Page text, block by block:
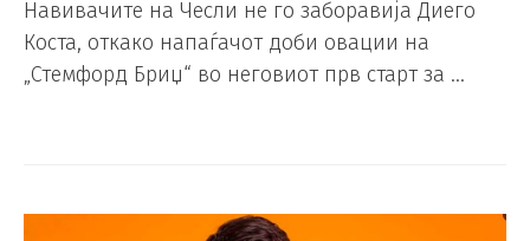
Навивачите на Чесли не го заборавија Диего
Коста, откако напаѓачот доби овации на
„Стемфорд Бриџ“ во неговиот прв старт за …